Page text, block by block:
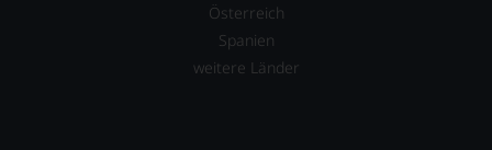
Österreich
Spanien
weitere Länder